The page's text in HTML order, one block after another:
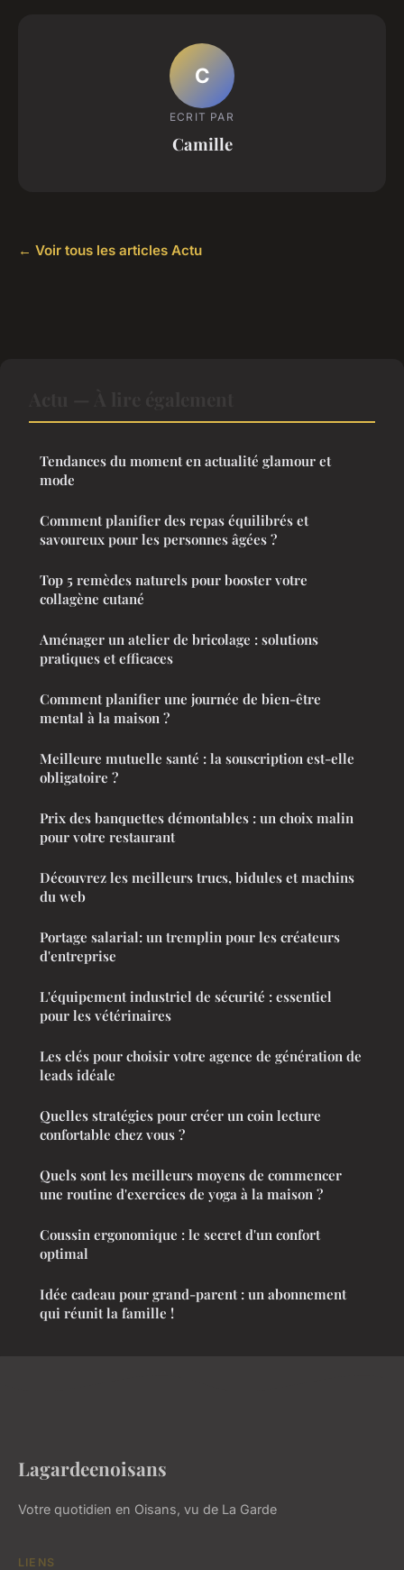
C
ECRIT PAR
Camille
← Voir tous les articles Actu
Tendances du moment en actualité glamour et
mode
Comment planifier des repas équilibrés et
savoureux pour les personnes âgées ?
Top 5 remèdes naturels pour booster votre
collagène cutané
Aménager un atelier de bricolage : solutions
pratiques et efficaces
Comment planifier une journée de bien-être
mental à la maison ?
Meilleure mutuelle santé : la souscription est-elle
obligatoire ?
Prix des banquettes démontables : un choix malin
pour votre restaurant
Découvrez les meilleurs trucs, bidules et machins
du web
Portage salarial: un tremplin pour les créateurs
d'entreprise
L'équipement industriel de sécurité : essentiel
pour les vétérinaires
Les clés pour choisir votre agence de génération de
leads idéale
Quelles stratégies pour créer un coin lecture
confortable chez vous ?
Quels sont les meilleurs moyens de commencer
une routine d'exercices de yoga à la maison ?
Coussin ergonomique : le secret d'un confort
optimal
Idée cadeau pour grand-parent : un abonnement
qui réunit la famille !
Lagardeenoisans
Votre quotidien en Oisans, vu de La Garde
LIENS